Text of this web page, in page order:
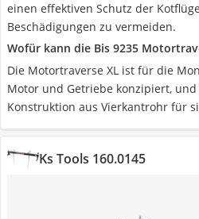
einen effektiven Schutz der
Beschädigungen zu vermeiden.
Wofür kann die Bis 9235
Die Motortraverse XL ist für die
Motor und Getriebe konzipiert,
Konstruktion aus Vierkantrohr für
Ks Tools 160.0145